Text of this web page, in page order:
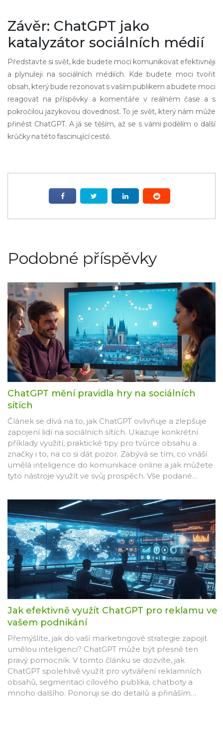
Závěr: ChatGPT jako
katalyzátor sociálních médií
Představte si svět, kde budete moci komunikovat efektivněji
a plynuleji na sociálních médiích. Kde budete moci tvořit
obsah, který bude rezonovat s vaším publikem a budete moci
reagovat na příspěvky a komentáře v reálném čase a s
pokročilou jazykovou dovednost. To je svět, který nám může
přinést ChatGPT. A já se těším, až se s vámi podělím o další
krůčky na této fascinující cestě.
Podobné příspěvky
ChatGPT mění pravidla hry na sociálních
sítích
Článek se dívá na to, jak ChatGPT ovlivňuje a zlepšuje
zapojení lidí na sociálních sítích. Ukazuje konkrétní
příklady využití, praktické tipy pro tvůrce obsahu a
značky i to, na co si dát pozor. Zabývá se tím, co vnáší
umělá inteligence do komunikace online a jak můžete
tyto nástroje využít ve svůj prospěch. Vše podané
Jak efektivně využít ChatGPT pro reklamu ve
vašem podnikání
Přemýšlíte, jak do vaší marketingové strategie zapojit
umělou inteligenci? ChatGPT může být přesně ten
pravý pomocník. V tomto článku se dozvíte, jak
ChatGPT spolehlivě využít pro vytváření reklamních
obsahů, segmentaci cílového publika, chatboty a
mnoho dalšího. Ponoruji se do detailů a přináším